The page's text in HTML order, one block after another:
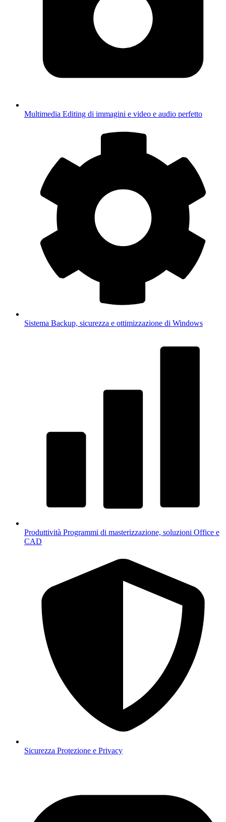
Multimedia Editing di immagini e video e audio perfetto
Sistema Backup, sicurezza e ottimizzazione di Windows
Produttività Programmi di masterizzazione, soluzioni Office e
CAD
Sicurezza Protezione e Privacy